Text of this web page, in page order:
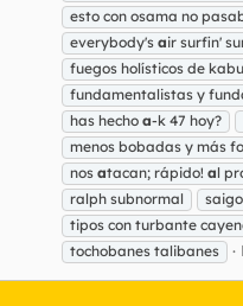
esto con osama no
everybody's air surfin'
fuegos holísticos de
fundamentalistas y
has hecho a-k 47 hoy?
menos bobadas y más
nos atacan; rápido! al
ralph subnormal
tipos con turbante
tochobanes talibanes